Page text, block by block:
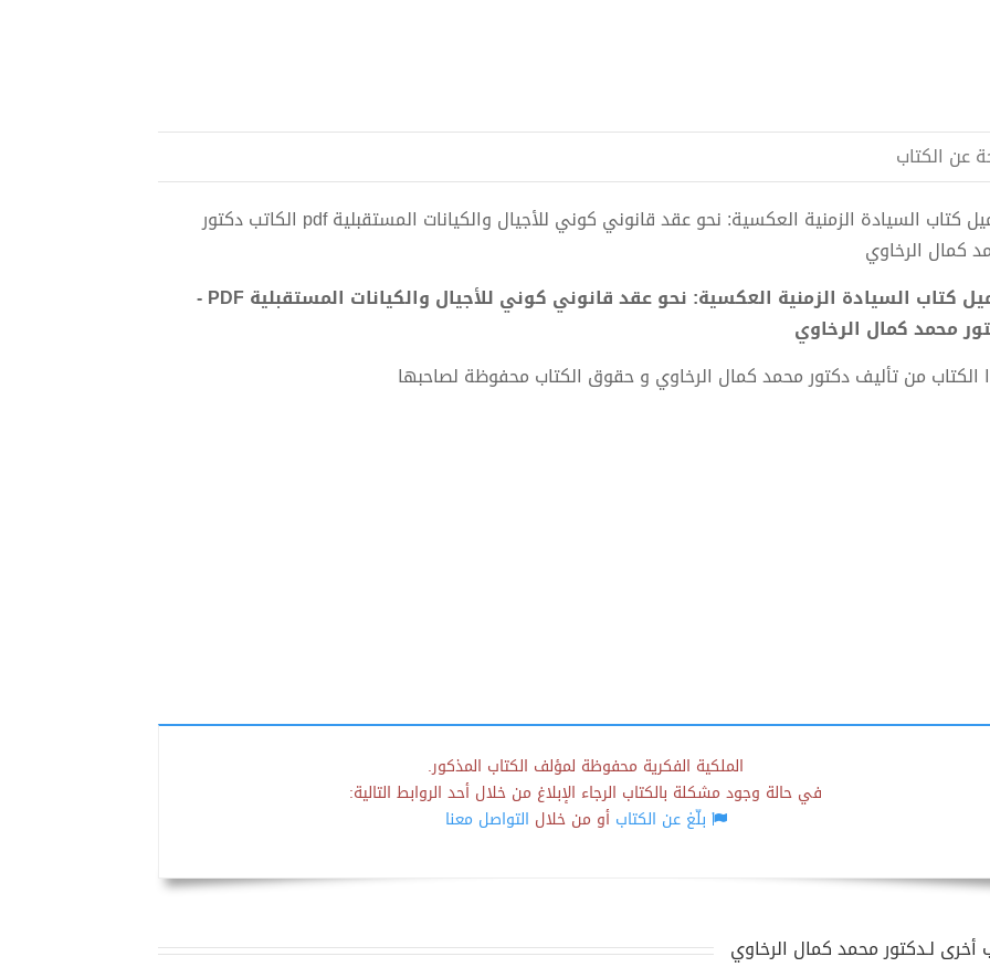
عن الكتاب
تحميل كتاب السيادة الزمنية العكسية: نحو عقد قانوني كوني للأجيال والكيانات المستقبلية pdf الكاتب دكتور
كمال الرخاوي
تحميل كتاب السيادة الزمنية العكسية: نحو عقد قانوني كوني للأجيال والكيانات المستقبلية PDF -
محمد كمال الرخاوي
الكتاب من تأليف دكتور محمد كمال الرخاوي و حقوق الكتاب محفوظة لصاحبها
الملكية الفكرية محفوظة لمؤلف الكتاب المذكور.
في حالة وجود مشكلة بالكتاب الرجاء الإبلاغ من خلال أحد الروابط التالية:
بلّغ عن الكتابأو من خلال التواصل معنا
أخرى لـدكتور محمد كمال الرخاوي